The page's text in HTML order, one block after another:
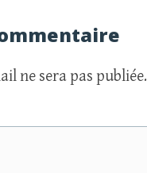
ne sera pas publiée.